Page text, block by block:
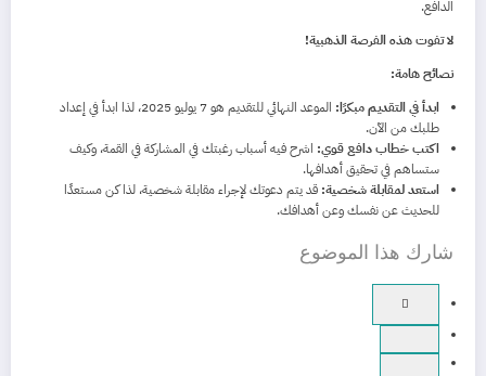
الدافع.
لا تفوت هذه الفرصة الذهبية!
نصائح هامة:
ابدأ في التقديم مبكرًا:
الموعد النهائي للتقديم هو 7 يوليو 2025، لذا ابدأ في إعداد
طلبك من الآن.
اكتب خطاب دافع قوي: اشرح فيه أسباب رغبتك في المشاركة في القمة، وكيف
ستساهم في تحقيق أهدافها.
استعد لمقابلة شخصية: قد يتم دعوتك لإجراء مقابلة شخصية، لذا كن مستعدًا
للحديث عن نفسك وعن أهدافك.
شارك هذا الموضوع